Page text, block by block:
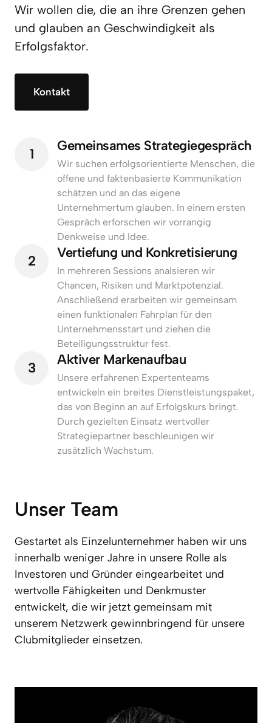
Wir wollen die, die an ihre Grenzen gehen
und glauben an Geschwindigkeit als
Erfolgsfaktor.
Kontakt
1
Gemeinsames Strategiegespräch
Wir suchen erfolgsorientierte Menschen, die
offene und faktenbasierte Kommunikation
schätzen und an das eigene
Unternehmertum glauben. In einem ersten
Gespräch erforschen wir vorrangig
Denkweise und Idee.
2
Vertiefung und Konkretisierung
In mehreren Sessions analsieren wir
Chancen, Risiken und Marktpotenzial.
Anschließend erarbeiten wir gemeinsam
einen funktionalen Fahrplan für den
Unternehmensstart und ziehen die
Beteiligungsstruktur fest.
3
Aktiver Markenaufbau
Unsere erfahrenen Expertenteams
entwickeln ein breites Dienstleistungspaket,
das von Beginn an auf Erfolgskurs bringt.
Durch gezielten Einsatz wertvoller
Strategiepartner beschleunigen wir
zusätzlich Wachstum.
Unser Team
Gestartet als Einzelunternehmer haben wir uns
innerhalb weniger Jahre in unsere Rolle als
Investoren und Gründer eingearbeitet und
wertvolle Fähigkeiten und Denkmuster
entwickelt, die wir jetzt gemeinsam mit
unserem Netzwerk gewinnbringend für unsere
Clubmitglieder einsetzen.